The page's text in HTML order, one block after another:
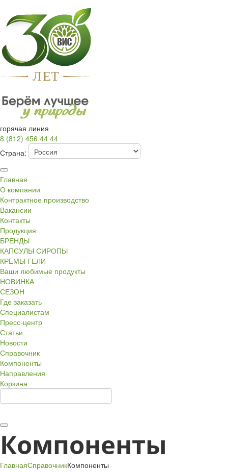
ЛЕТ
горячая линия
8 (812) 456 44 44
Страна:
Главная
О компании
Контрактное производство
Вакансии
Контакты
Продукция
БРЕНДЫ
КАПСУЛЫ СИРОПЫ
КРЕМЫ ГЕЛИ
Ваши любимые продукты
НОВИНКА
СЕЗОН
Где заказать
Специалистам
Пресс-центр
Статьи
Новости
Справочник
Компоненты
Направления
Корзина
Компоненты
ГлавнаяСправочникКомпоненты